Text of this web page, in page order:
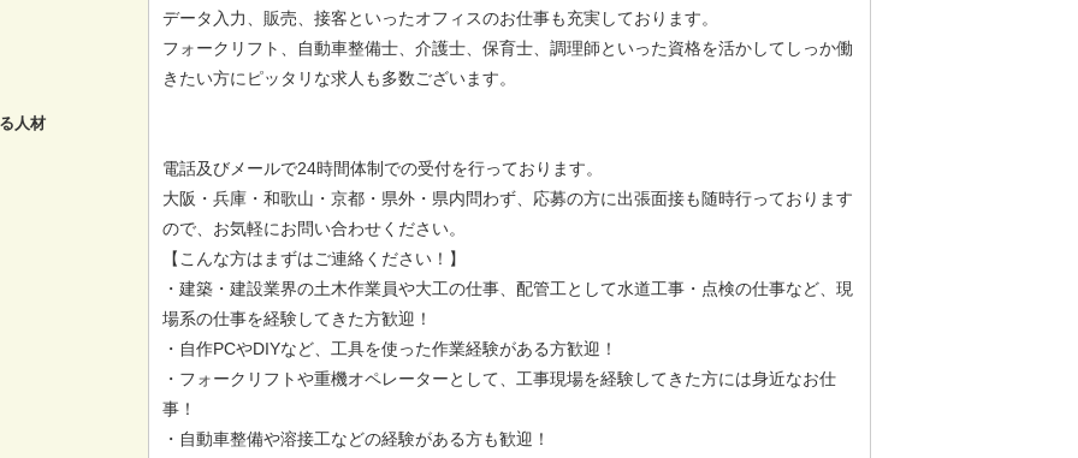
人材
データ入力、販売、接客といったオフィスのお仕事も充実しております。
フォークリフト、自動車整備士、介護士、保育士、調理師といった資格を活かしてしっか働
きたい方にピッタリな求人も多数ございます。
電話及びメールで24時間体制での受付を行っております。
大阪・兵庫・和歌山・京都・県外・県内問わず、応募の方に出張面接も随時行っております
ので、お気軽にお問い合わせください。
【こんな方はまずはご連絡ください！】
・建築・建設業界の土木作業員や大工の仕事、配管工として水道工事・点検の仕事など、現
場系の仕事を経験してきた方歓迎！
・自作PCやDIYなど、工具を使った作業経験がある方歓迎！
・フォークリフトや重機オペレーターとして、工事現場を経験してきた方には身近なお仕
事！
・自動車整備や溶接工などの経験がある方も歓迎！